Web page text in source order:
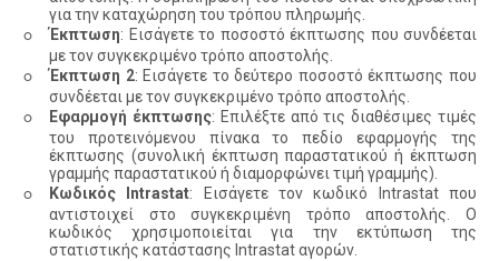
για την καταχώρηση του τρόπου πληρωμής.
◦ Έκπτωση: Εισάγετε το ποσοστό έκπτωσης που συνδέεται
με τον συγκεκριμένο τρόπο αποστολής.
◦ Έκπτωση 2: Εισάγετε το δεύτερο ποσοστό έκπτωσης που
συνδέεται με τον συγκεκριμένο τρόπο αποστολής.
◦ Εφαρμογή έκπτωσης: Επιλέξτε από τις διαθέσιμες τιμές
του προτεινόμενου πίνακα το πεδίο εφαρμογής της
έκπτωσης (συνολική έκπτωση παραστατικού ή έκπτωση
γραμμής παραστατικού ή διαμορφώνει τιμή γραμμής).
◦ Κωδικός Intrastat: Εισάγετε τον κωδικό Intrastat που
αντιστοιχεί στο συγκεκριμένη τρόπο αποστολής. Ο
κωδικός χρησιμοποιείται για την εκτύπωση της
στατιστικής κατάστασης Intrastat αγορών.